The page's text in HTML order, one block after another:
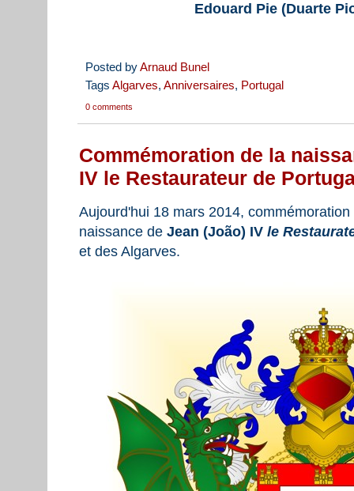
Edouard Pie (Duarte
Posted byArnaud Bunel
Tags Algarves, Anniversaires, Portugal
0 comments
Commémoration de la
IV le Restaurateur de
Aujourd'hui 18 mars 2014,
naissance de Jean (João) IV le
et des Algarves.